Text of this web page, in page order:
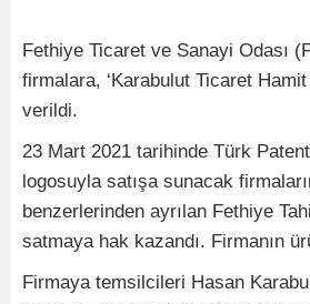
Fethiye Ticaret ve Sanayi Odası
firmalara, ‘Karabulut Ticaret
verildi.
23 Mart 2021 tarihinde Türk
logosuyla satışa sunacak
benzerlerinden ayrılan Fethiye
satmaya hak kazandı. Firmanın
Firmaya temsilcileri Hasan